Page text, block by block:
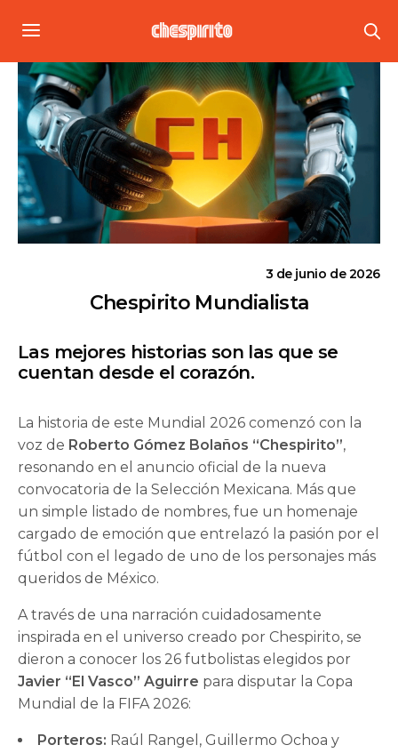
3 de junio de 2026
Chespirito Mundialista
Las mejores historias son las que se
cuentan desde el corazón.
La historia de este Mundial 2026 comenzó con la
voz de Roberto Gómez Bolaños “Chespirito”,
resonando en el anuncio oficial de la nueva
convocatoria de la Selección Mexicana. Más que
un simple listado de nombres, fue un homenaje
cargado de emoción que entrelazó la pasión por el
fútbol con el legado de uno de los personajes más
queridos de México.
A través de una narración cuidadosamente
inspirada en el universo creado por Chespirito, se
dieron a conocer los 26 futbolistas elegidos por
Javier “El Vasco” Aguirre para disputar la Copa
Mundial de la FIFA 2026:
Porteros: Raúl Rangel, Guillermo Ochoa y